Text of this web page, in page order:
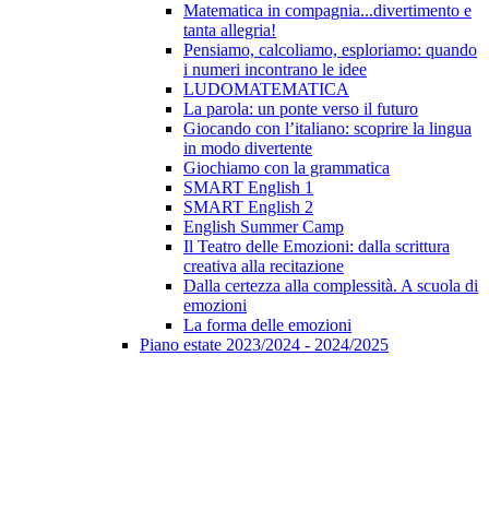
Matematica in compagnia...divertimento e
tanta allegria!
Pensiamo, calcoliamo, esploriamo: quando
i numeri incontrano le idee
LUDOMATEMATICA
La parola: un ponte verso il futuro
Giocando con l’italiano: scoprire la lingua
in modo divertente
Giochiamo con la grammatica
SMART English 1
SMART English 2
English Summer Camp
Il Teatro delle Emozioni: dalla scrittura
creativa alla recitazione
Dalla certezza alla complessità. A scuola di
emozioni
La forma delle emozioni
Piano estate 2023/2024 - 2024/2025